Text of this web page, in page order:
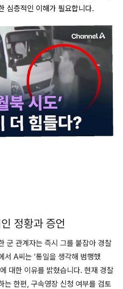
심층적인 이해가 필요합니다.
정황과 증언
군 관계자는 즉시 그를 붙잡아 경찰
서 A씨는 ‘통일을 생각해 범행했
대한 이유를 밝혔습니다. 현재 경찰
는 한편, 구속영장 신청 여부를 검토